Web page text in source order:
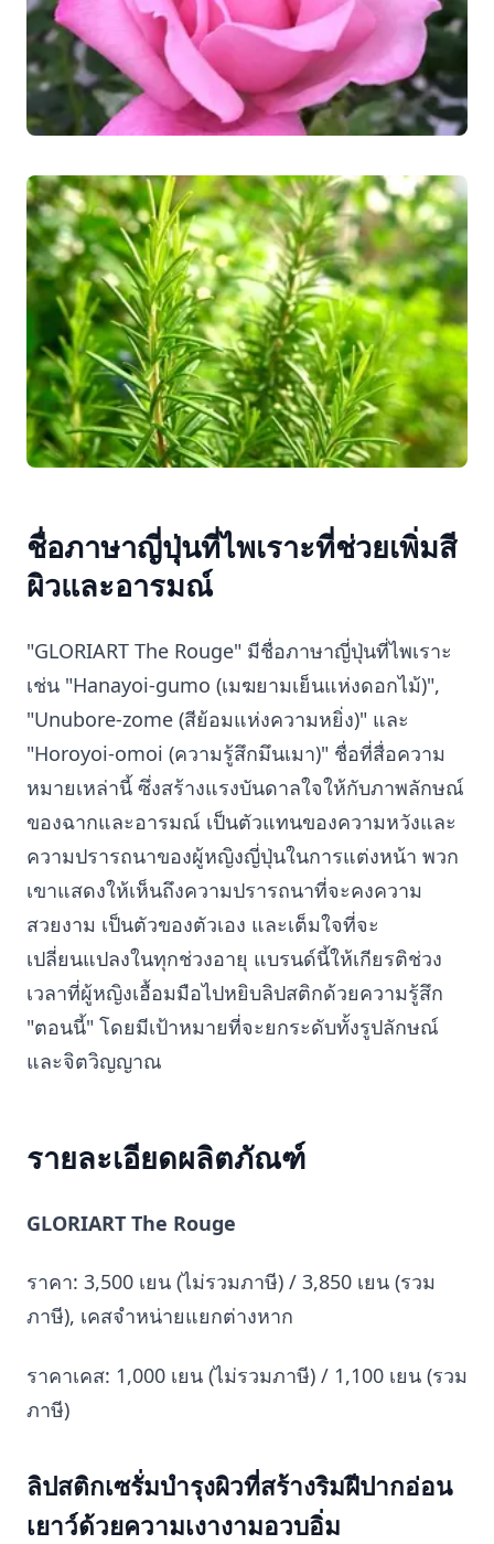
ชื่อภาษาญี่ปุ่นที่ไพเราะที่ช่วยเพิ่มสี
ผิวและอารมณ์
"GLORIART The Rouge" มีชื่อภาษาญี่ปุ่นที่ไพเราะ
เช่น "Hanayoi-gumo (เมฆยามเย็นแห่งดอกไม้)",
"Unubore-zome (สีย้อมแห่งความหยิ่ง)" และ
"Horoyoi-omoi (ความรู้สึกมึนเมา)" ชื่อที่สื่อความ
หมายเหล่านี้ ซึ่งสร้างแรงบันดาลใจให้กับภาพลักษณ์
ของฉากและอารมณ์ เป็นตัวแทนของความหวังและ
ความปรารถนาของผู้หญิงญี่ปุ่นในการแต่งหน้า พวก
เขาแสดงให้เห็นถึงความปรารถนาที่จะคงความ
สวยงาม เป็นตัวของตัวเอง และเต็มใจที่จะ
เปลี่ยนแปลงในทุกช่วงอายุ แบรนด์นี้ให้เกียรติช่วง
เวลาที่ผู้หญิงเอื้อมมือไปหยิบลิปสติกด้วยความรู้สึก
"ตอนนี้" โดยมีเป้าหมายที่จะยกระดับทั้งรูปลักษณ์
และจิตวิญญาณ
รายละเอียดผลิตภัณฑ์
GLORIART The Rouge
ราคา: 3,500 เยน (ไม่รวมภาษี) / 3,850 เยน (รวม
ภาษี), เคสจำหน่ายแยกต่างหาก
ราคาเคส: 1,000 เยน (ไม่รวมภาษี) / 1,100 เยน (รวม
ภาษี)
ลิปสติกเซรั่มบำรุงผิวที่สร้างริมฝีปากอ่อน
เยาว์ด้วยความเงางามอวบอิ่ม